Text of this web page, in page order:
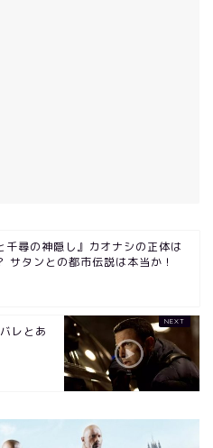
千尋の神隠し』カオナシの正体は
サタンとの都市伝説は本当か！
レとあ